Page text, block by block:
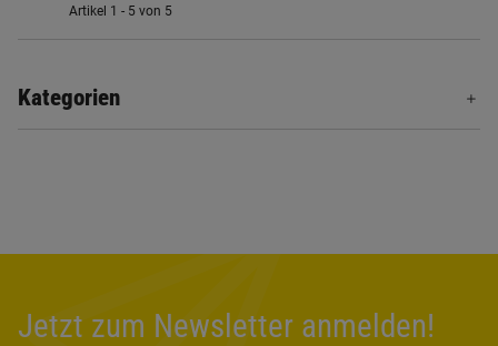
Artikel 1 - 5 von 5
Kategorien
Jetzt zum Newsletter anmelden!